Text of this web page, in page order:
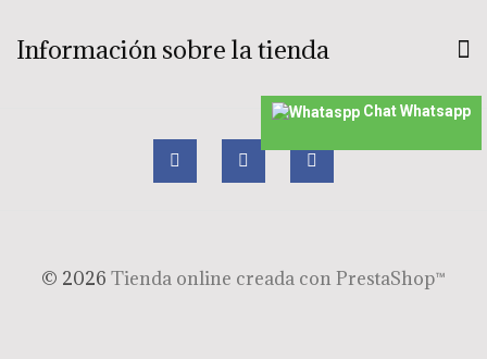
© 2026 Tienda online creada con PrestaShop™
Información sobre la tienda
Chat Whatsapp